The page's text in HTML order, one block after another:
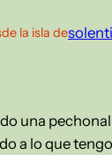
la isla de
una
a lo que